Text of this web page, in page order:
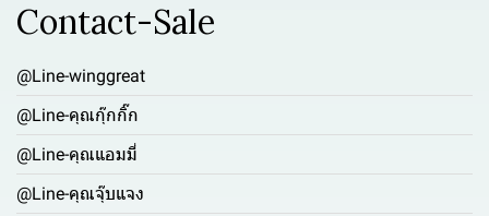
Contact-Sale
@Line-winggreat
@Line-คุณกุ๊กกิ๊ก
@Line-คุณแอมมี่
@Line-คุณจุ๊บแจง